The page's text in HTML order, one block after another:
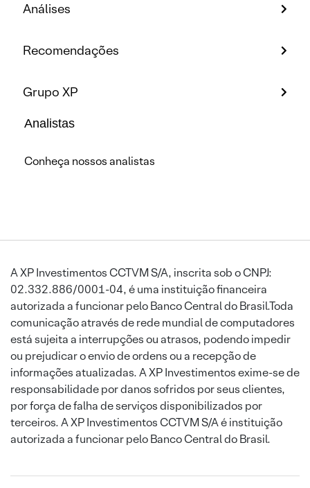
Análises
Recomendações
Grupo XP
Analistas
Conheça nossos analistas
A XP Investimentos CCTVM S/A, inscrita sob o CNPJ:
02.332.886/0001-04, é uma instituição financeira
autorizada a funcionar pelo Banco Central do Brasil.Toda
comunicação através de rede mundial de computadores
está sujeita a interrupções ou atrasos, podendo impedir
ou prejudicar o envio de ordens ou a recepção de
informações atualizadas. A XP Investimentos exime-se de
responsabilidade por danos sofridos por seus clientes,
por força de falha de serviços disponibilizados por
terceiros. A XP Investimentos CCTVM S/A é instituição
autorizada a funcionar pelo Banco Central do Brasil.